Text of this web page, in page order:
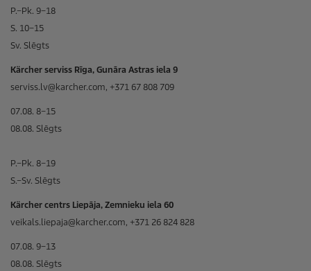
P.–Pk. 9–18
S. 10–15
Sv. Slēgts
Kärcher serviss Rīga, Gunāra Astras iela 9
serviss.lv@karcher.com, +371 67 808 709
07.08. 8–15
08.08. Slēgts
P.–Pk. 8–19
S.–Sv. Slēgts
Kärcher centrs Liepāja, Zemnieku iela 60
veikals.liepaja@karcher.com, +371 26 824 828
07.08. 9–13
08.08. Slēgts